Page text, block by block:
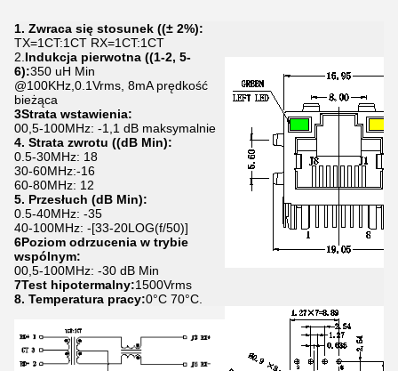
1. Zwraca się stosunek ((± 2%):
TX=1CT:1CT RX=1CT:1CT
2. Indukcja pierwotna ((1-2, 5-
6):350 uH Min
@100KHz,0.1Vrms, 8mA prędkość
bieżąca
3Strata wstawienia:
00,5-100MHz: -1,1 dB maksymalnie
4. Strata zwrotu ((dB Min):
0.5-30MHz: 18
30-60MHz:-16
60-80MHz: 12
5. Przesłuch (dB Min):
0.5-40MHz: -35
40-100MHz: -[33-20LOG(f/50)]
6Poziom odrzucenia w trybie
wspólnym:
00,5-100MHz: -30 dB Min
7Test hipotermalny:1500Vrms
8. Temperatura pracy:0°C 70°C.